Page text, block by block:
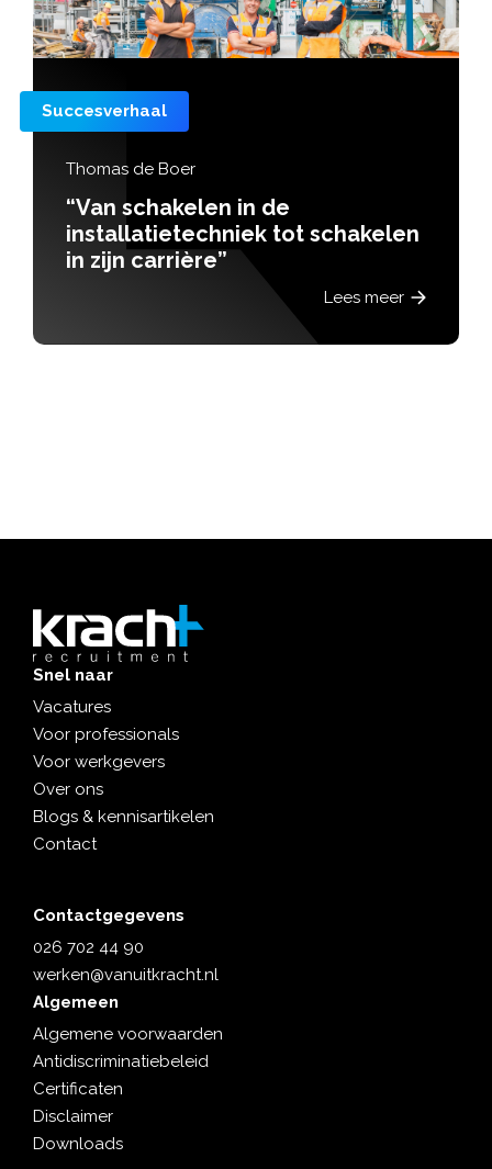
Succesverhaal
Jasper
“Hoe ga je van
programmeren?”
Snel naar
Vacatures
Voor professionals
Voor werkgevers
Over ons
Blogs & kennisartikelen
Contact
Contactgegevens
026 702 44 90
werken@vanuitkracht.nl
Algemeen
Algemene voorwaarden
Antidiscriminatiebeleid
Certificaten
Disclaimer
Downloads